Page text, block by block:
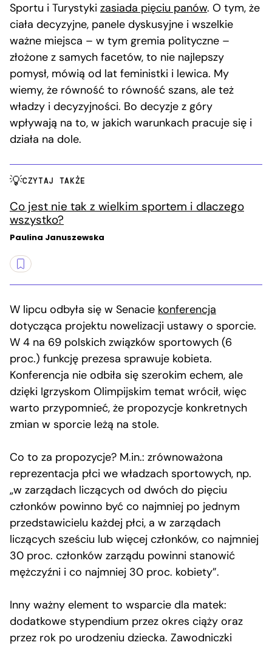
Sportu i Turystyki zasiada pięciu panów. O tym, że
ciała decyzyjne, panele dyskusyjne i wszelkie
ważne miejsca – w tym gremia polityczne –
złożone z samych facetów, to nie najlepszy
pomysł, mówią od lat feministki i lewica. My
wiemy, że równość to równość szans, ale też
władzy i decyzyjności. Bo decyzje z góry
wpływają na to, w jakich warunkach pracuje się i
działa na dole.
CZYTAJ TAKŻE
Co jest nie tak z wielkim sportem i dlaczego
wszystko?
Paulina Januszewska
W lipcu odbyła się w Senacie konferencja
dotycząca projektu nowelizacji ustawy o sporcie.
W 4 na 69 polskich związków sportowych (6
proc.) funkcję prezesa sprawuje kobieta.
Konferencja nie odbiła się szerokim echem, ale
dzięki Igrzyskom Olimpijskim temat wrócił, więc
warto przypomnieć, że propozycje konkretnych
zmian w sporcie leżą na stole.
Co to za propozycje? M.in.: zrównoważona
reprezentacja płci we władzach sportowych, np.
„w zarządach liczących od dwóch do pięciu
członków powinno być co najmniej po jednym
przedstawicielu każdej płci, a w zarządach
liczących sześciu lub więcej członków, co najmniej
30 proc. członków zarządu powinni stanowić
mężczyźni i co najmniej 30 proc. kobiety”.
Inny ważny element to wsparcie dla matek:
dodatkowe stypendium przez okres ciąży oraz
przez rok po urodzeniu dziecka. Zawodniczki